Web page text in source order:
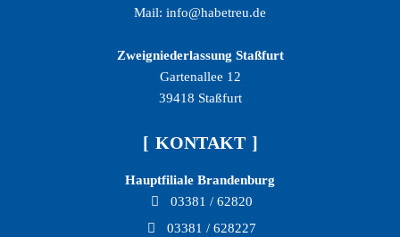
Mail: info@habetreu.de
Zweigniederlassung Staßfurt
Gartenallee 12
39418 Staßfurt
KONTAKT
Hauptfiliale Brandenburg
03381 / 62820
03381 / 628227